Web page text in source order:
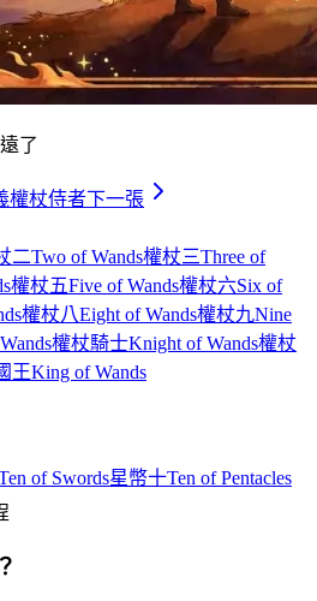
了
權杖侍者下一張
二Two of Wands權杖三Three of
權杖五Five of Wands權杖六Six of
權杖八Eight of Wands權杖九Nine
權杖騎士Knight of Wands權杖
王King of Wands
of Swords星幣十Ten of Pentacles